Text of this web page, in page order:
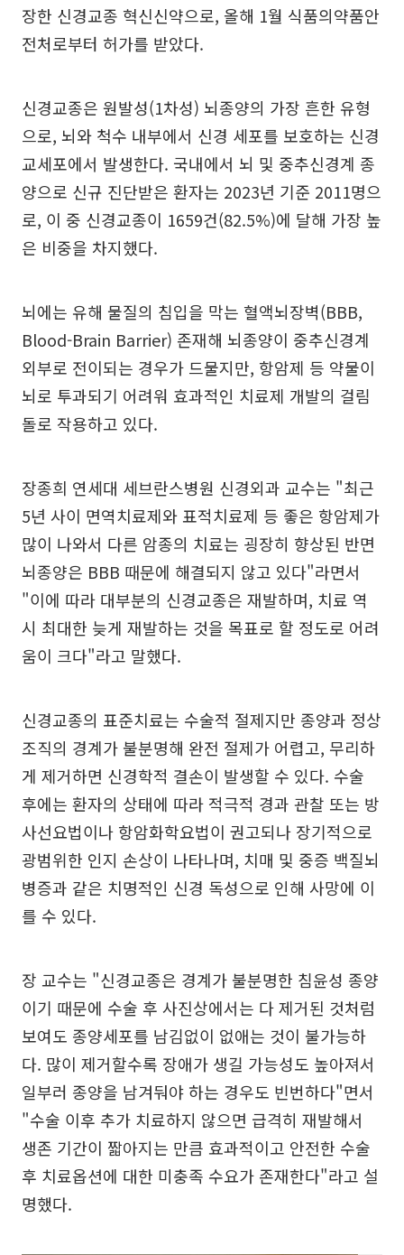
장한 신경교종 혁신신약으로, 올해 1월 식품의약품안
전처로부터 허가를 받았다.
신경교종은 원발성(1차성) 뇌종양의 가장 흔한 유형
으로, 뇌와 척수 내부에서 신경 세포를 보호하는 신경
교세포에서 발생한다. 국내에서 뇌 및 중추신경계 종
양으로 신규 진단받은 환자는 2023년 기준 2011명으
로, 이 중 신경교종이 1659건(82.5%)에 달해 가장 높
은 비중을 차지했다.
뇌에는 유해 물질의 침입을 막는 혈액뇌장벽(BBB,
Blood-Brain Barrier) 존재해 뇌종양이 중추신경계
외부로 전이되는 경우가 드물지만, 항암제 등 약물이
뇌로 투과되기 어려워 효과적인 치료제 개발의 걸림
돌로 작용하고 있다.
장종희 연세대 세브란스병원 신경외과 교수는 "최근
5년 사이 면역치료제와 표적치료제 등 좋은 항암제가
많이 나와서 다른 암종의 치료는 굉장히 향상된 반면
뇌종양은 BBB 때문에 해결되지 않고 있다"라면서
"이에 따라 대부분의 신경교종은 재발하며, 치료 역
시 최대한 늦게 재발하는 것을 목표로 할 정도로 어려
움이 크다"라고 말했다.
신경교종의 표준치료는 수술적 절제지만 종양과 정상
조직의 경계가 불분명해 완전 절제가 어렵고, 무리하
게 제거하면 신경학적 결손이 발생할 수 있다. 수술
후에는 환자의 상태에 따라 적극적 경과 관찰 또는 방
사선요법이나 항암화학요법이 권고되나 장기적으로
광범위한 인지 손상이 나타나며, 치매 및 중증 백질뇌
병증과 같은 치명적인 신경 독성으로 인해 사망에 이
를 수 있다.
장 교수는 "신경교종은 경계가 불분명한 침윤성 종양
이기 때문에 수술 후 사진상에서는 다 제거된 것처럼
보여도 종양세포를 남김없이 없애는 것이 불가능하
다. 많이 제거할수록 장애가 생길 가능성도 높아져서
일부러 종양을 남겨둬야 하는 경우도 빈번하다"면서
"수술 이후 추가 치료하지 않으면 급격히 재발해서
생존 기간이 짧아지는 만큼 효과적이고 안전한 수술
후 치료옵션에 대한 미충족 수요가 존재한다"라고 설
명했다.